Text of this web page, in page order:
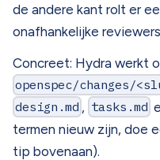
de andere kant rolt er
onafhankelijke
Concreet: Hydra werkt
openspec/changes/
design.md , tasks.md
termen nieuw zijn, doe
tip bovenaan).